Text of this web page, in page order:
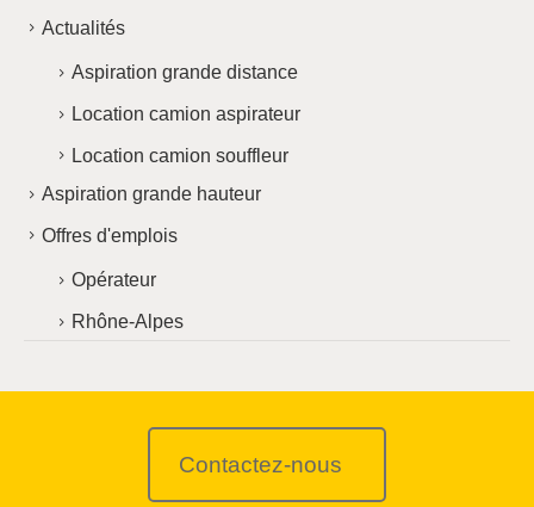
Actualités
Aspiration grande distance
Location camion aspirateur
Location camion souffleur
Aspiration grande hauteur
Offres d'emplois
Opérateur
Rhône-Alpes
Contactez-nous